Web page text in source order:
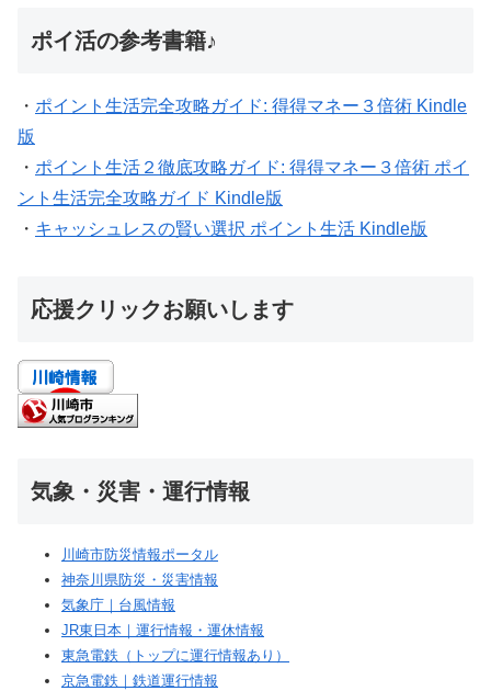
ポイ活の参考書籍♪
・ ポイント生活完全攻略ガイド: 得得マネー３倍術 Kindle
版
・ ポイント生活２徹底攻略ガイド: 得得マネー３倍術 ポイ
ント生活完全攻略ガイド Kindle版
・ キャッシュレスの賢い選択 ポイント生活 Kindle版
応援クリックお願いします
気象・災害・運行情報
川崎市防災情報ポータル
神奈川県防災・災害情報
気象庁｜台風情報
JR東日本｜運行情報・運休情報
東急電鉄（トップに運行情報あり）
京急電鉄｜鉄道運行情報